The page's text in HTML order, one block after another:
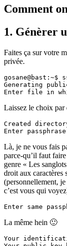
Comment
1. Génèrer
Faites ça sur votre
privée.
gosane@bast:~$
Generating
Laissez le choix par
Created
Là, je ne vous fais
parce-qu’il faut
genre « Les
droit aux caractères
(personnellement,
c’est vous qui
La même hein 🙂
Your